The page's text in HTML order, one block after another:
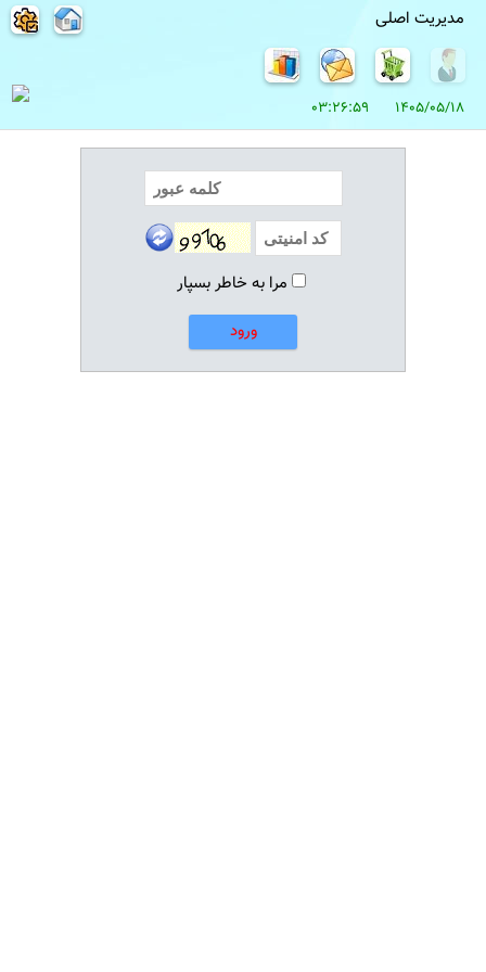
مدیریت اصلی
1405/05/18 03:26:59
مرا به خاطر بسپار